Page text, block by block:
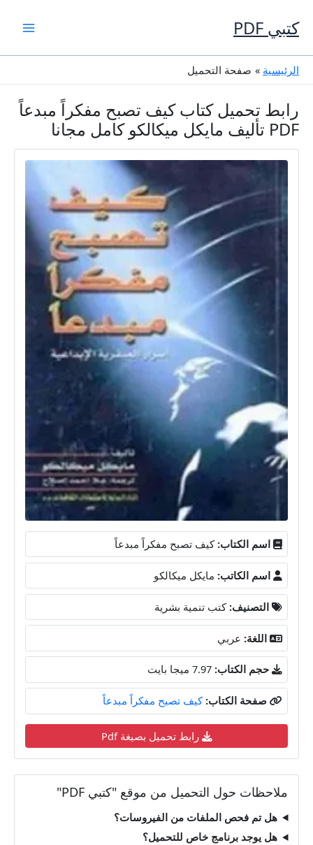
إلى
المحتوى
كتبي PDF
الرئيسية صفحة التحميل
رابط تحميل كتاب كيف تصبح مفكراً مبدعاً
PDF تأليف مايكل ميكالكو كامل مجانا
اسم الكتاب: كيف تصبح مفكراً مبدعاً
اسم الكاتب: مايكل ميكالكو
التصنيف: كتب تنمية بشرية
اللغة: عربي
حجم الكتاب: 7.97 ميجا بايت
صفحة الكتاب: كيف تصبح مفكراً مبدعاً
رابط تحميل بصيغة Pdf
ملاحظات حول التحميل من موقع "كتبي PDF"
هل تم فحص الملفات من الفيروسات؟
هل يوجد برنامج خاص للتحميل؟